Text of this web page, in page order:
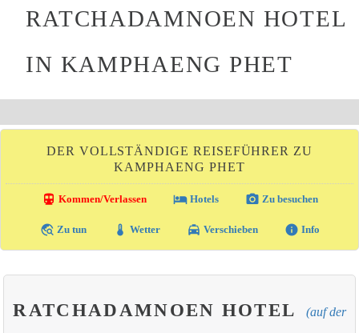
RATCHADAMNOEN HOTEL
IN KAMPHAENG PHET
DER VOLLSTÄNDIGE REISEFÜHRER ZU
KAMPHAENG PHET
directions_transit Kommen/Verlassen local_hotelHotels photo_camera Zu besuchen
travel_explore Zu tun thermostat Wetter local_taxi Verschieben info Info
RATCHADAMNOEN HOTEL (auf der